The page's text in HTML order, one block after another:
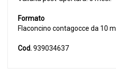
Formato
Flaconcino contagocce da 10 ml.
Cod.939034637